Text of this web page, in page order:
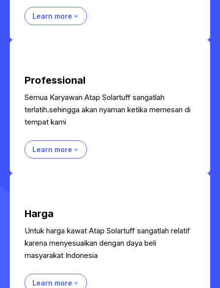
Learn more
Professional
Semua Karyawan Atap Solartuff sangatlah
terlatih.sehingga akan nyaman ketika memesan di
tempat kami
Learn more
Harga
Untuk harga kawat Atap Solartuff sangatlah relatif
karena menyesuaikan dengan daya beli
masyarakat Indonesia
Learn more